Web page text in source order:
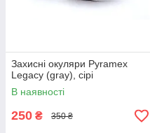
Захисні окуляри Pyramex
Legacy (gray), сірі
В наявності
250 ₴ 350 ₴